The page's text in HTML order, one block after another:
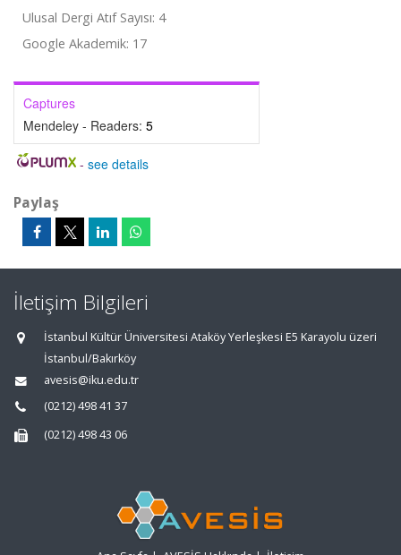
Ulusal Dergi Atıf Sayısı: 4
Google Akademik: 17
Captures
Mendeley - Readers: 5
- see details
Paylaş
İletişim Bilgileri
İstanbul Kültür Üniversitesi Ataköy Yerleşkesi E5 Karayolu üzeri
İstanbul/Bakırköy
avesis@iku.edu.tr
(0212) 498 41 37
(0212) 498 43 06